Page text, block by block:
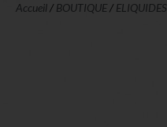
Accueil/ BOUTIQUE/ ELIQUIDES